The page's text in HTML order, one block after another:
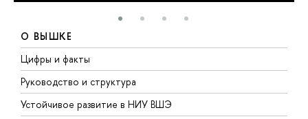
О ВЫШКЕ
Цифры и факты
Руководство и структура
Устойчивое развитие в НИУ ВШЭ